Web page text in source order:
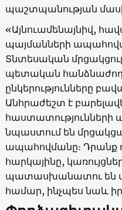
պաշտպանության
«Այնուամենայնիվ,
պայմանների
Տնտեսական
պետական
ընկերությունները
Անհրաժեշտ է
հաստատությունների
նպաստում են
ապահովմանը։ Դրանք
հարկայինը,
պատասխանատու են
համար, ինչպես նաև